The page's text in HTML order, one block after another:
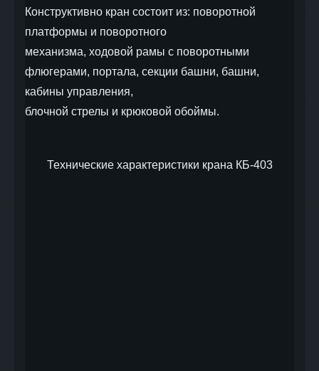
Конструктивно кран состоит из: поворотной
платформы и поворотного
механизма, ходовой рамы с поворотными
флюгерами, портала, секции башни, башни,
кабины управления,
блочной стрелы и крюковой обоймы.
Технические характеристики крана КБ-403